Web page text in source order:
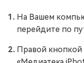
На Вашем
перейдите по
Правой